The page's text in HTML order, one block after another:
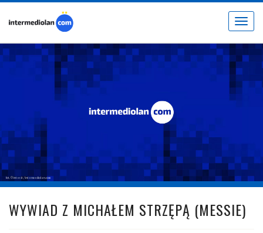
Toggle
fot. © inter.it / intermediolan.com
WYWIAD Z MICHAŁEM STRZĘPĄ (MESSIE)